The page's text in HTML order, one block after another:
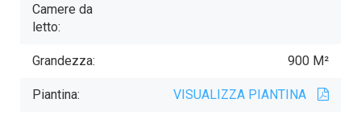
Camere da
letto:
Grandezza: 900 M²
Piantina: VISUALIZZA PIANTINA